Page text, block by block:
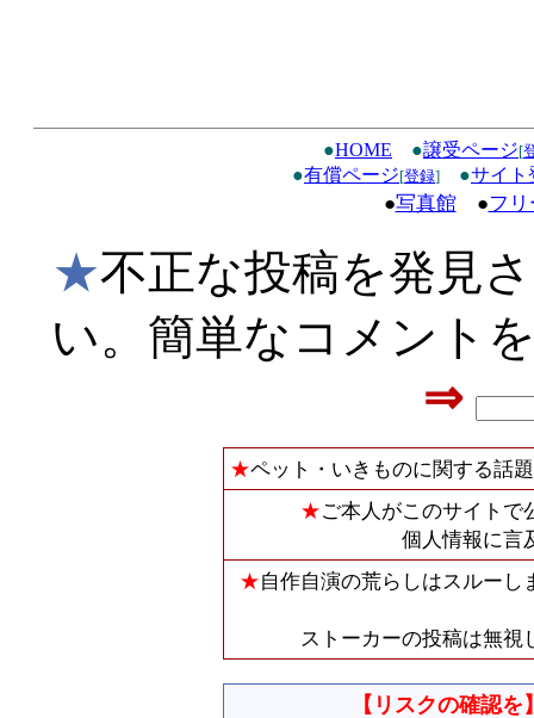
●HOME ●譲受ページ[
●有償ページ[登録] ●サイト
●写真館●フ
★不正な投稿を発見
い。簡単なコメント
⇒
★ペット・いきものに関する話
★ご本人がこのサイトで
個人情報に言
★自作自演の荒らしはスルー
ストーカーの投稿は無視
【リスクの確認を